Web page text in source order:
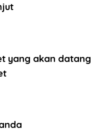
yang akan datang